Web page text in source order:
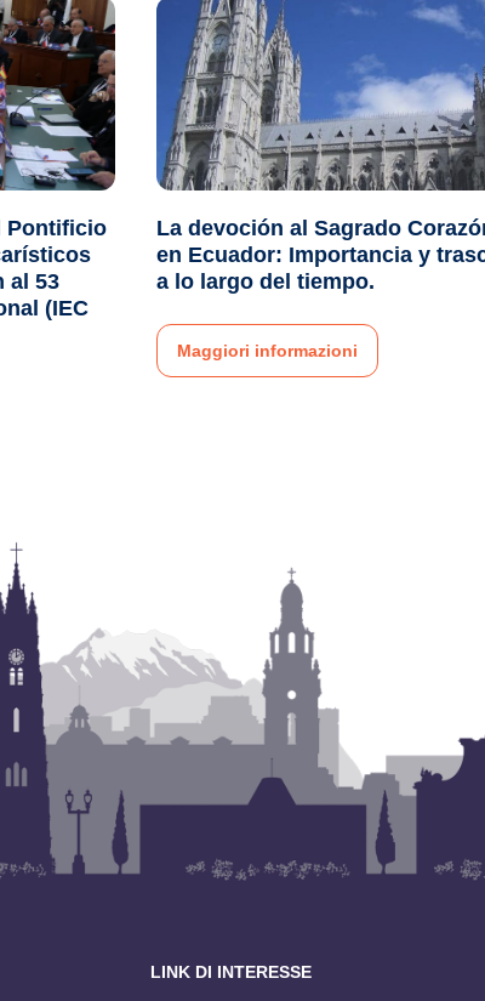
Pontificio
al 53
(IEC
La devoción al Sagrado
en Ecuador: Importancia y
a lo largo del tiempo.
Maggiori informazioni
LINK DI INTERESSE